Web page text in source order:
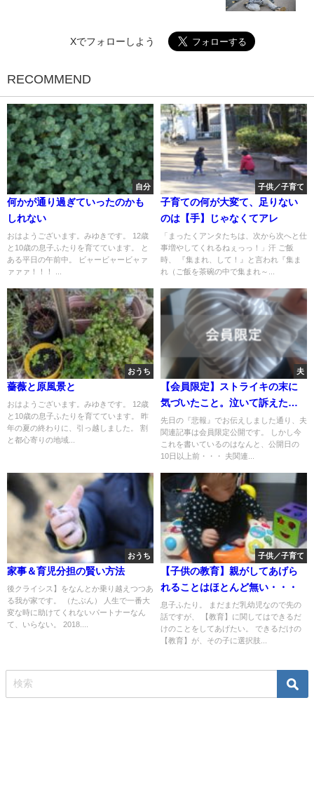
Xでフォローしよう
RECOMMEND
自分
何かが通り過ぎていったのかも
しれない
おはようございます。みゆきです。 12歳
と10歳の息子ふたりを育てています。 と
ある平日の午前中。 ビャービャービャァ
ァァァ！！！ ...
子供／子育て
子育ての何が大変て、足りない
のは【手】じゃなくてアレ
「まったくアンタたちは、次から次へと仕
事増やしてくれるねぇっっ！」汗 ご飯
時、 『集まれ、して！』と言われ『集ま
れ（ご飯を茶碗の中で集まれ～...
おうち
薔薇と原風景と
おはようございます。みゆきです。 12歳
と10歳の息子ふたりを育てています。 昨
年の夏の終わりに、引っ越しました。 割
と都心寄りの地域...
夫
【会員限定】ストライキの末に
気づいたこと。泣いて訴えたら
夫は・・・
先日の『悲報』でお伝えしました通り、夫
関連記事は会員限定公開です。 しかし今
これを書いているのはなんと、公開日の
10日以上前・・・ 夫関連...
おうち
家事＆育児分担の賢い方法
後クライシス】をなんとか乗り越えつつあ
る我が家です。 （たぶん） 人生で一番大
変な時に助けてくれないパートナーなん
て、いらない。 2018....
子供／子育て
【子供の教育】親がしてあげら
れることはほとんど無い・・・
息子ふたり。 まだまだ乳幼児なので先の
話ですが、 【教育】に関してはできるだ
けのことをしてあげたい。 できるだけの
【教育】が、その子に選択肢...